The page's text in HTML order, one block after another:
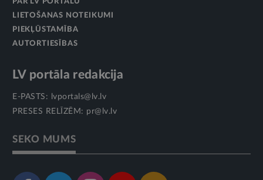
LIETOŠANAS NOTEIKUMI
PIEKĻŪSTAMĪBA
AUTORTIESĪBAS
LV portāla redakcija
E-PASTS:
lvportals@lv.lv
PRESES RELĪZĒM: pr@lv.lv
SEKO MUMS